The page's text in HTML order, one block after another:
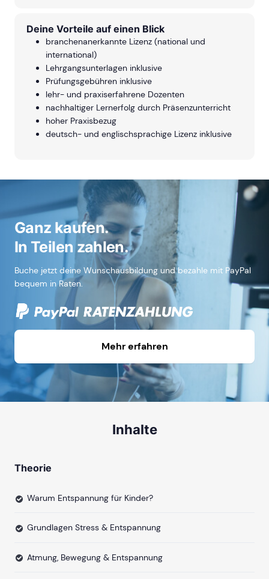
Deine Vorteile auf einen Blick
branchenanerkannte Lizenz (national und
international)
Lehrgangsunterlagen inklusive
Prüfungsgebühren inklusive
lehr- und praxiserfahrene Dozenten
nachhaltiger Lernerfolg durch Präsenzunterricht
hoher Praxisbezug
deutsch- und englischsprachige Lizenz inklusive
Ganz kaufen.
In Teilen zahlen.
Buche jetzt deine Wunschausbildung und bezahle mit PayPal
bequem in Raten.
Mehr erfahren
Inhalte
Theorie
Warum Entspannung für Kinder?
Grundlagen Stress & Entspannung
Atmung, Bewegung & Entspannung